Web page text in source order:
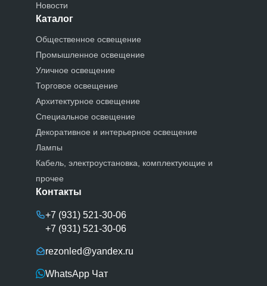
Новости
Каталог
Общественное освещение
Промышленное освещение
Уличное освещение
Торговое освещение
Архитектурное освещение
Специальное освещение
Декоративное и интерьерное освещение
Лампы
Кабель, электроустановка, комплектующие и
прочее
Контакты
+7 (931) 521-30-06
+7 (931) 521-30-06
rezonled@yandex.ru
WhatsApp Чат